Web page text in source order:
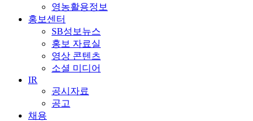
영농활용정보
홍보센터
SB성보뉴스
홍보 자료실
영상 콘텐츠
소셜 미디어
IR
공시자료
공고
채용